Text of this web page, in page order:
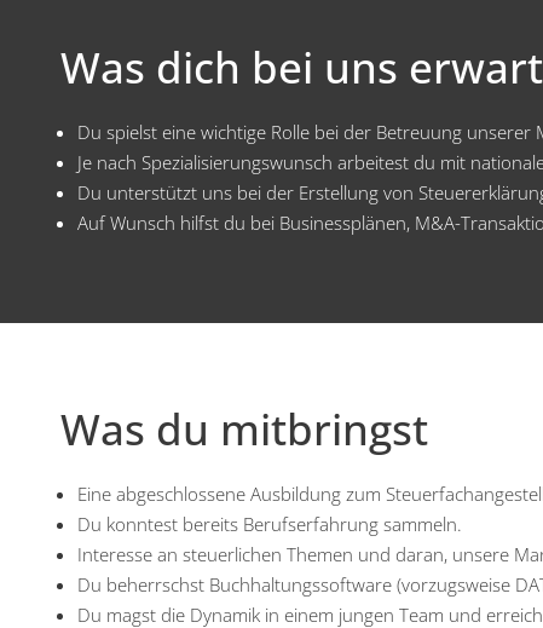
Was dich bei uns
Du spielst eine wichtige Rolle bei der Betreuung
Je nach Spezialisierungswunsch arbeitest du mit
Du unterstützt uns bei der Erstellung von
Auf Wunsch hilfst du bei Businessplänen, M&A-
Was du mitbringst
Eine abgeschlossene Ausbildung zum
Du konntest bereits Berufserfahrung sammeln.
Interesse an steuerlichen Themen und daran, unsere
Du beherrschst Buchhaltungssoftware (vorzugsweise
Du magst die Dynamik in einem jungen Team und